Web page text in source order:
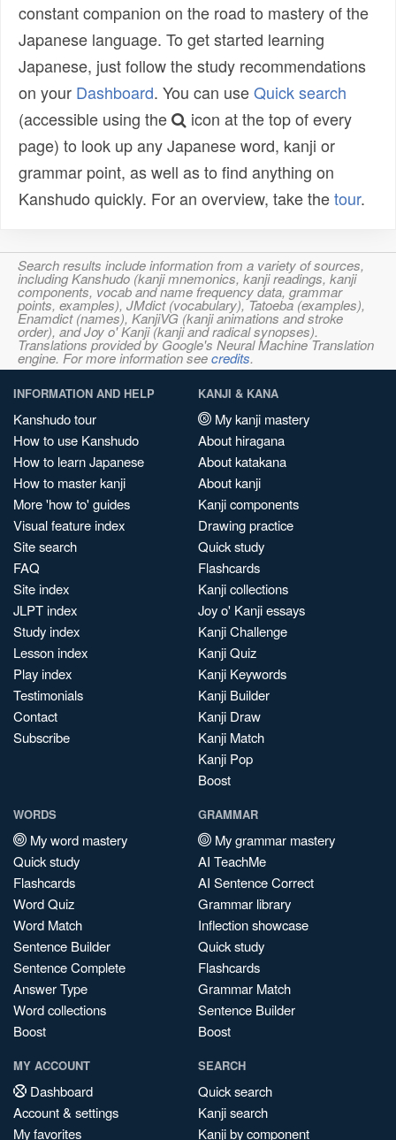
constant companion on the road to mastery of the
Japanese language. To get started learning
Japanese, just follow the study recommendations
on your Dashboard. You can useQuick search
(accessible using the
icon at the top of every
page) to look up any Japanese word, kanji or
grammar point, as well as to find anything on
Kanshudo quickly. For an overview, take thetour.
Search results include information from a variety of sources,
including Kanshudo (kanji mnemonics, kanji readings, kanji
components, vocab and name frequency data, grammar
points, examples), JMdict (vocabulary), Tatoeba (examples),
Enamdict (names), KanjiVG (kanji animations and stroke
order), and Joy o' Kanji (kanji and radical synopses).
Translations provided by Google's Neural Machine Translation
engine. For more information seecredits.
INFORMATION AND HELP
Kanshudo tour
How to use Kanshudo
How to learn Japanese
How to master kanji
More 'how to' guides
Visual feature index
Site search
FAQ
Site index
JLPT index
Study index
Lesson index
Play index
Testimonials
Contact
Subscribe
KANJI & KANA
My kanji mastery
About hiragana
About katakana
About kanji
Kanji components
Drawing practice
Quick study
Flashcards
Kanji collections
Joy o' Kanji essays
Kanji Challenge
Kanji Quiz
Kanji Keywords
Kanji Builder
Kanji Draw
Kanji Match
Kanji Pop
Boost
WORDS
My word mastery
Quick study
Flashcards
Word Quiz
Word Match
Sentence Builder
Sentence Complete
Answer Type
Word collections
Boost
GRAMMAR
My grammar mastery
AI TeachMe
AI Sentence Correct
Grammar library
Inflection showcase
Quick study
Flashcards
Grammar Match
Sentence Builder
Boost
MY ACCOUNT
Dashboard
Account & settings
My favorites
SEARCH
Quick search
Kanji search
Kanji by component